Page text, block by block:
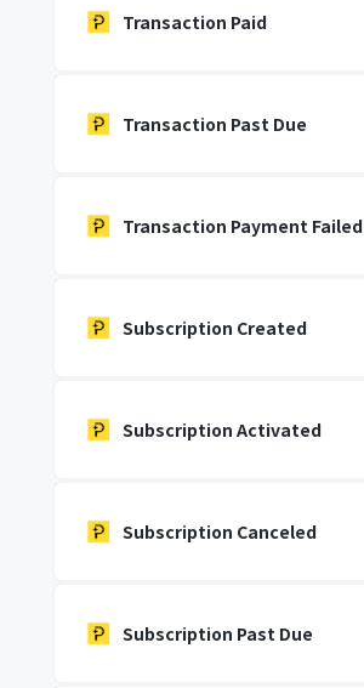
Transaction Paid
Transaction Past Due
Transaction Payment Failed
Subscription Created
Subscription Activated
Subscription Canceled
Subscription Past Due